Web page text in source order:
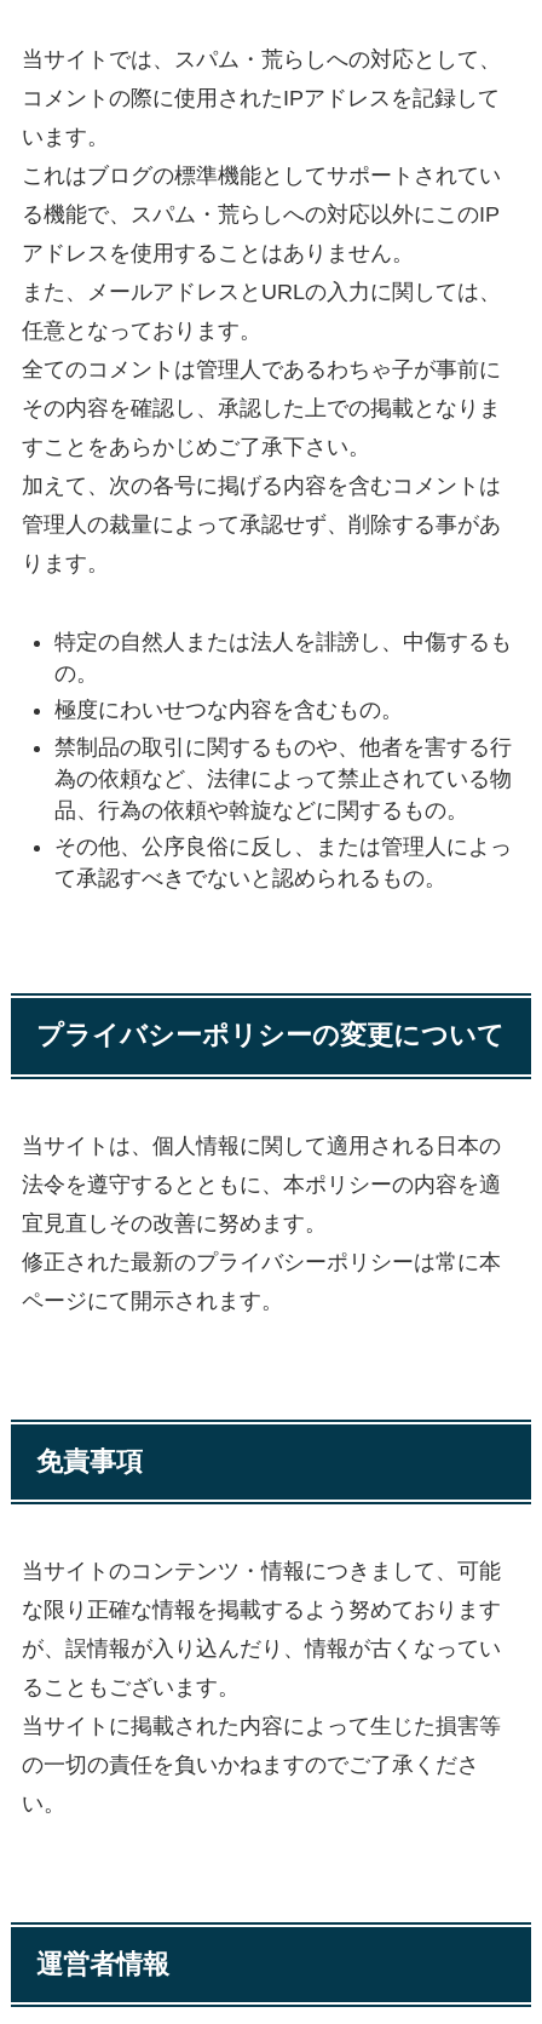
当サイトでは、スパム・荒らしへの対応として、
コメントの際に使用されたIPアドレスを記録して
います。
これはブログの標準機能としてサポートされてい
る機能で、スパム・荒らしへの対応以外にこのIP
アドレスを使用することはありません。
また、メールアドレスとURLの入力に関しては、
任意となっております。
全てのコメントは管理人であるわちゃ子が事前に
その内容を確認し、承認した上での掲載となりま
すことをあらかじめご了承下さい。
加えて、次の各号に掲げる内容を含むコメントは
管理人の裁量によって承認せず、削除する事があ
ります。
特定の自然人または法人を誹謗し、中傷するも
の。
極度にわいせつな内容を含むもの。
禁制品の取引に関するものや、他者を害する行
為の依頼など、法律によって禁止されている物
品、行為の依頼や斡旋などに関するもの。
その他、公序良俗に反し、または管理人によっ
て承認すべきでないと認められるもの。
プライバシーポリシーの変更について
当サイトは、個人情報に関して適用される日本の
法令を遵守するとともに、本ポリシーの内容を適
宜見直しその改善に努めます。
修正された最新のプライバシーポリシーは常に本
ページにて開示されます。
免責事項
当サイトのコンテンツ・情報につきまして、可能
な限り正確な情報を掲載するよう努めております
が、誤情報が入り込んだり、情報が古くなってい
ることもございます。
当サイトに掲載された内容によって生じた損害等
の一切の責任を負いかねますのでご了承くださ
い。
運営者情報